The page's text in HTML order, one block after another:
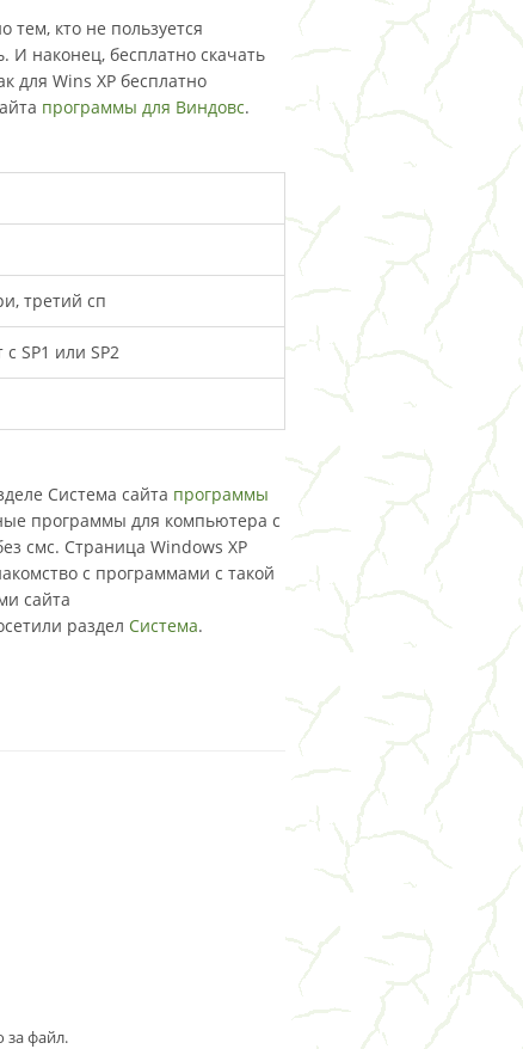
тем, кто не пользуется
наконец, бесплатно скачать
для Wins XP бесплатно
программы для Виндовс.
третий сп
SP1 или SP2
Система сайта программы
программы для компьютера с
смс. Страница Windows XP
с программами с такой
сайта
раздел Система.
за файл.